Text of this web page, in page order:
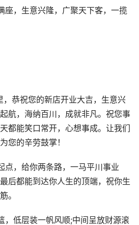
座，生意兴隆，广聚天下客，一揽
，恭祝您的新店开业大吉，生意兴
航，海纳百川，成就非凡。祝您事
都能笑口常开，心想事成。让我们
您的辛劳鼓掌！
点，给你两条路，一马平川事业
后都能到达你人生的顶端，祝你生
。
，低层装一帆风顺;中间呈放财源滚